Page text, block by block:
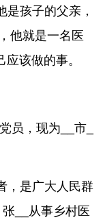
是孩子的父亲，
他就是一名医
该做的事。
员，现为__市_
，是广大人民群
__从事乡村医